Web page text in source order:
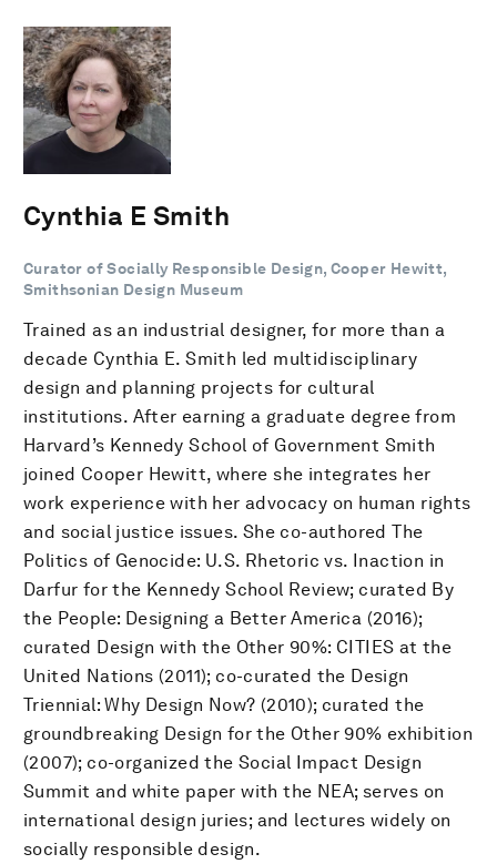
Cynthia E Smith
Curator of Socially Responsible Design, Cooper Hewitt,
Smithsonian Design Museum
Trained as an industrial designer, for more than a
decade Cynthia E. Smith led multidisciplinary
design and planning projects for cultural
institutions. After earning a graduate degree from
Harvard’s Kennedy School of Government Smith
joined Cooper Hewitt, where she integrates her
work experience with her advocacy on human rights
and social justice issues. She co-authored The
Politics of Genocide: U.S. Rhetoric vs. Inaction in
Darfur for the Kennedy School Review; curated By
the People: Designing a Better America (2016);
curated Design with the Other 90%: CITIES at the
United Nations (2011); co-curated the Design
Triennial: Why Design Now? (2010); curated the
groundbreaking Design for the Other 90% exhibition
(2007); co-organized the Social Impact Design
Summit and white paper with the NEA; serves on
international design juries; and lectures widely on
socially responsible design.